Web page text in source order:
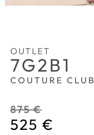
OUTLET
7G2B1
COUTURE CLUB
875€
525 €